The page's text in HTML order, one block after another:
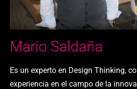
Mario Saldaña​
Es un experto en Design Thinking,
experiencia en el campo de la